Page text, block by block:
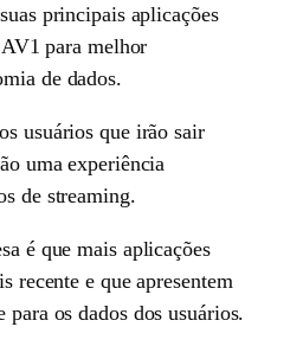
principais aplicações
para melhor
de dados.
usuários que irão sair
uma experiência
de streaming.
é que mais aplicações
recente e que apresentem
os dados dos usuários.